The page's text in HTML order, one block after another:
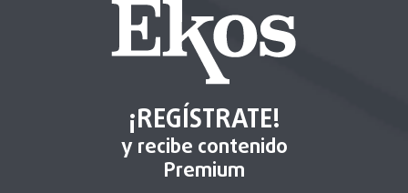
¡REGÍSTRATE!
y recibe contenido
Premium